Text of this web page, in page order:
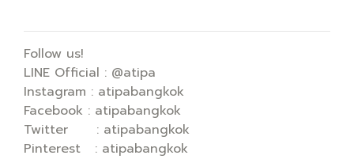
Follow us!
LINE Official : @atipa
Instagram : atipabangkok
Facebook : atipabangkok
Twitter : atipabangkok
Pinterest : atipabangkok